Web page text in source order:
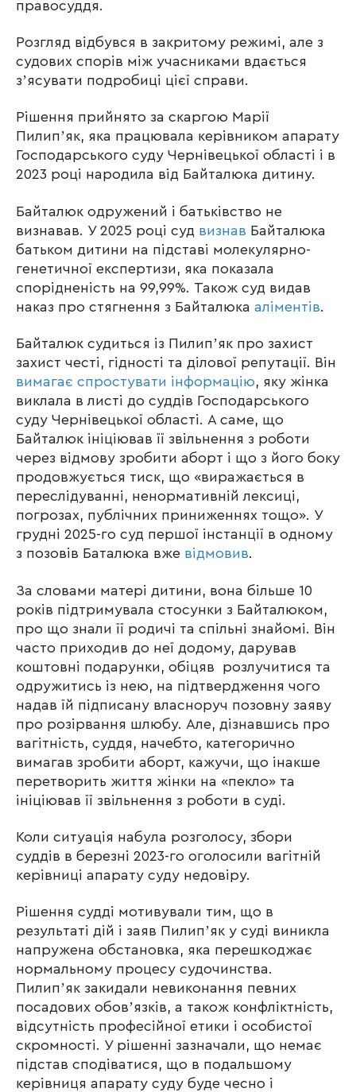
правосуддя.
Розгляд відбувся в закритому режимі, але з
судових спорів між учасниками вдається
зʼясувати подробиці цієї справи.
Рішення прийнято за скаргою Марії
Пилипʼяк, яка працювала керівником апарату
Господарського суду Чернівецької області і в
2023 році народила від Байталюка дитину.
Байталюк одружений і батьківство не
визнавав. У 2025 році суд визнав Байталюка
батьком дитини на підставі молекулярно-
генетичної експертизи, яка показала
спорідненість на 99,99%. Також суд видав
наказ про стягнення з Байталюка аліментів.
Байталюк судиться із Пилипʼяк про захист
захист честі, гідності та ділової репутації. Він
вимагає спростувати інформацію, яку жінка
виклала в листі до суддів Господарського
суду Чернівецької області. А саме, що
Байталюк ініціював її звільнення з роботи
через відмову зробити аборт і що з його боку
продовжується тиск, що «виражається в
переслідуванні, ненормативній лексиці,
погрозах, публічних приниженнях тощо». У
грудні 2025-го суд першої інстанції в одному
з позовів Баталюка вже відмовив.
За словами матері дитини, вона більше 10
років підтримувала стосунки з Байталюком,
про що знали її родичі та спільні знайомі. Він
часто приходив до неї додому, дарував
коштовні подарунки, обіцяв розлучитися та
одружитись із нею, на підтвердження чого
надав їй підписану власноруч позовну заяву
про розірвання шлюбу. Але, дізнавшись про
вагітність, суддя, начебто, категорично
вимагав зробити аборт, кажучи, що інакше
перетворить життя жінки на «пекло» та
ініціював її звільнення з роботи в суді.
Коли ситуація набула розголосу, збори
суддів в березні 2023-го оголосили вагітній
керівниці апарату суду недовіру.
Рішення судді мотивували тим, що в
результаті дій і заяв Пилипʼяк у суді виникла
напружена обстановка, яка перешкоджає
нормальному процесу судочинства.
Пилипʼяк закидали невиконання певних
посадових обовʼязків, а також конфліктність,
відсутність професійної етики і особистої
скромності. У рішенні зазначали, що немає
підстав сподіватися, що в подальшому
керівниця апарату суду буде чесно і